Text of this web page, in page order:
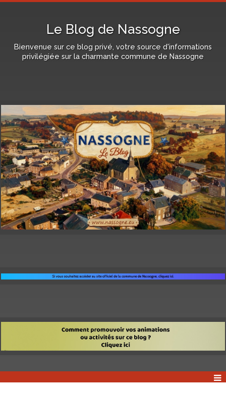
Le Blog de Nassogne
Bienvenue sur ce blog privé, votre source d'informations
privilégiée sur la charmante commune de Nassogne